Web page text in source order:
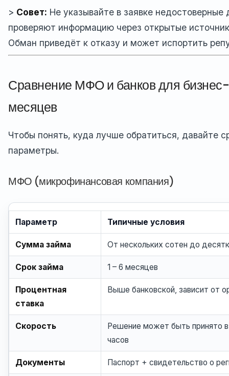
> Совет: Не указывайте в заявке
проверяют информацию через открытые
Обман приведёт к отказу и может испортить
Сравнение МФО и банков для
месяцев
Чтобы понять, куда лучше обратиться, давайте
параметры.
МФО (микрофинансовая компания)
Параметр Типичные условия
Сумма займа От нескольких сотен до
Срок займа 1 – 6 месяцев
Процентная
ставка
Выше банковской, зависит от
Скорость
Решение может быть принято в
часов
Документы Паспорт + свидетельство о